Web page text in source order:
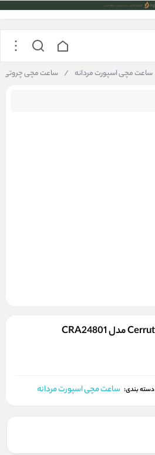
ساعت مچی اسپورت مردانه / ساعت مچی چروتی Cerruti 1881 مدل CRA24801
دسته بندی: ساعت مچی اسپورت مردانه